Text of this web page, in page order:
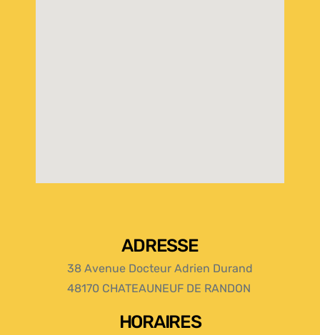
ADRESSE
38 Avenue Docteur Adrien Durand
48170 CHATEAUNEUF DE RANDON
HORAIRES